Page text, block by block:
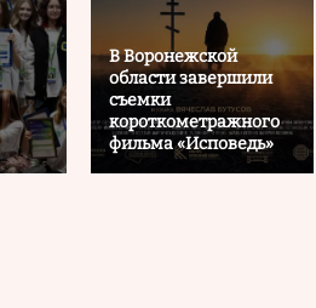
В Воронежской
области завершили
съемки
короткометражного
фильма «Исповедь»